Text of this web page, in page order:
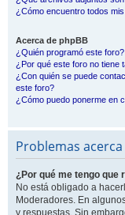
¿Cómo encuentro todos
Acerca de phpBB
¿Quién programó este foro?
¿Por qué este foro no tiene
¿Con quién se puede
este foro?
¿Cómo puedo ponerme en
Problemas
¿Por qué me tengo que
No está obligado a
Moderadores. En
y respuestas. Sin